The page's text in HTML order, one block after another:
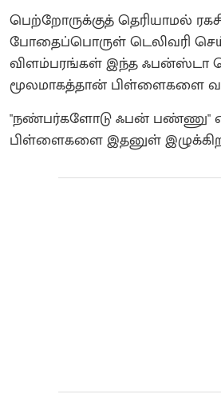
பெற்றோருக்குத் தெரியாமல்
போதைப்பொருள் டெலிவரி
விளம்பரங்கள் இந்த ஃபன்ஸ்டா
மூலமாகத்தான் பிள்ளைகளை
"நண்பர்களோடு ஃபன் பண்ணு"
பிள்ளைகளை இதனுள்